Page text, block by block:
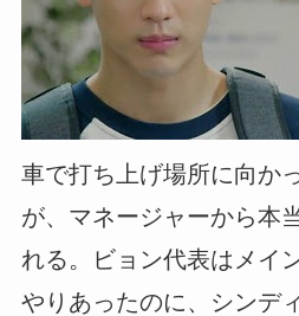
車で打ち上げ場所に向か
が、マネージャーから本
れる。ビョン代表はメイ
やりあったのに、シンデ